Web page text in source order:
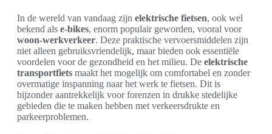
In de wereld van vandaag zijn elektrische fietsen, ook wel
bekend als e-bikes, enorm populair geworden, vooral voor
woon-werkverkeer. Deze praktische vervoersmiddelen zijn
niet alleen gebruiksvriendelijk, maar bieden ook essentiële
voordelen voor de gezondheid en het milieu. De elektrische
transportfiets maakt het mogelijk om comfortabel en zonder
overmatige inspanning naar het werk te fietsen. Dit is
bijzonder aantrekkelijk voor forenzen in drukke stedelijke
gebieden die te maken hebben met verkeersdrukte en
parkeerproblemen.